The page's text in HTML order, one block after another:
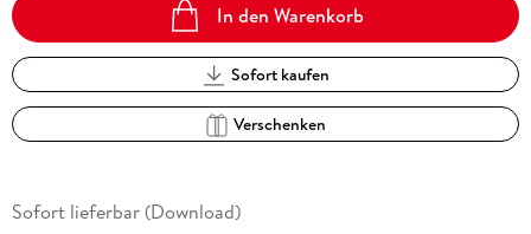
In den Warenkorb
Sofort kaufen
Verschenken
Sofort lieferbar (Download)